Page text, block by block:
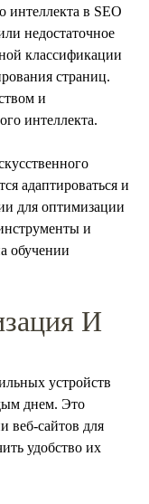
интеллекта в SEO
недостаточное
классификации
страниц.
и
интеллекта.
адаптироваться и
для оптимизации
и
обучении
И
устройств
днем. Это
веб-сайтов для
удобство их